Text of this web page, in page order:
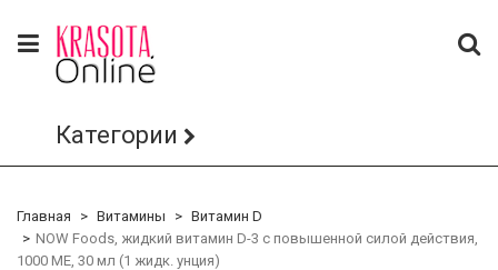
Категории
Главная Витамины
Витамин D
NOW Foods, жидкий витамин D-3 с повышенной силой действия,
1000 МЕ, 30 мл (1 жидк. унция)